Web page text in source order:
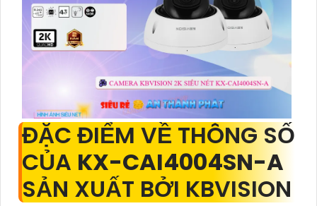
ĐẶC ĐIỂM VỀ THÔNG SỐ
CỦA KX-CAI4004SN-A
SẢN XUẤT BỞI KBVISION